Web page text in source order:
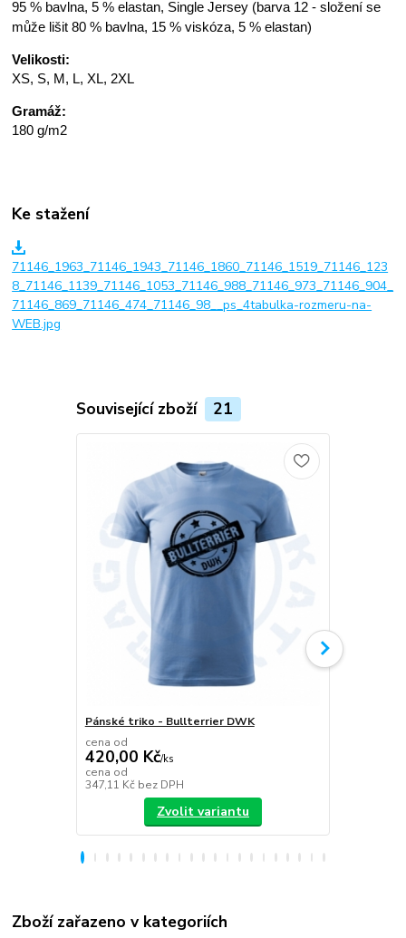
95 % bavlna, 5 % elastan, Single Jersey (barva 12 - složení se
může lišit 80 % bavlna, 15 % viskóza, 5 % elastan)
Velikosti:
XS, S, M, L, XL, 2XL
Gramáž:
180 g/m2
Ke stažení
71146_1963_71146_1943_71146_1860_71146_1519_71146_123
8_71146_1139_71146_1053_71146_988_71146_973_71146_904_
71146_869_71146_474_71146_98__ps_4tabulka-rozmeru-na-
WEB.jpg
Související zboží 21
Pánské triko - Bullterrier DWK
cena od
420,00 Kč/ks
cena od
347,11 Kč bez DPH
Zvolit variantu
Zboží zařazeno v kategoriích